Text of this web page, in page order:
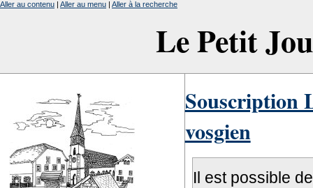
Le Petit
Aller au contenu | Aller au menu | Aller à la recherche
Souscription
vosgien
Il est possible